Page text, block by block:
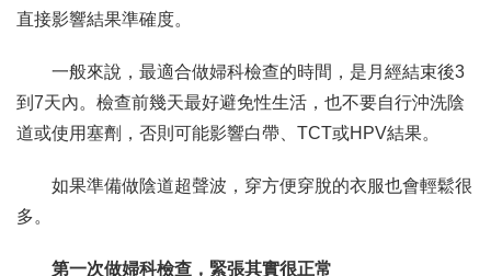
直接影響結果準確度。
一般來說，最適合做婦科檢查的時間，是月經結束後3
到7天內。檢查前幾天最好避免性生活，也不要自行沖洗陰
道或使用塞劑，否則可能影響白帶、TCT或HPV結果。
如果準備做陰道超聲波，穿方便穿脫的衣服也會輕鬆很
多。
第一次做婦科檢查，緊張其實很正常